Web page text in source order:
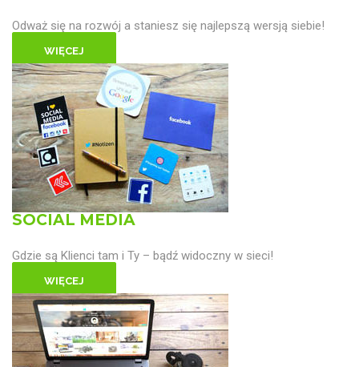
Odważ się na rozwój a staniesz się najlepszą wersją siebie!
WIĘCEJ
SOCIAL MEDIA
Gdzie są Klienci tam i Ty – bądź widoczny w sieci!
WIĘCEJ